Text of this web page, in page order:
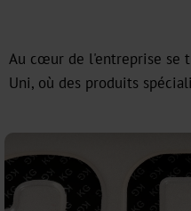
Au cœur de l'entreprise se
Uni, où des produits